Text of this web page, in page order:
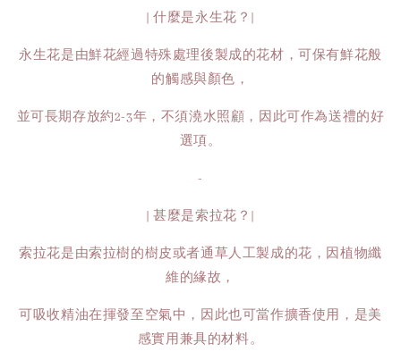
| 什麼是永生花？|
永生花是由鮮花經過特殊處理後製成的花材，可保有鮮花般
的觸感與顏色，
並可長期存放約2-3年，不須澆水照顧，因此可作為送禮的好
選項。
-
| 甚麼是索拉花？|
索拉花是由索拉樹的樹皮或者通草人工製成的花，因植物纖
維的緣故，
可吸收精油在揮發至空氣中，因此也可當作擴香使用，是美
感實用兼具的材料。